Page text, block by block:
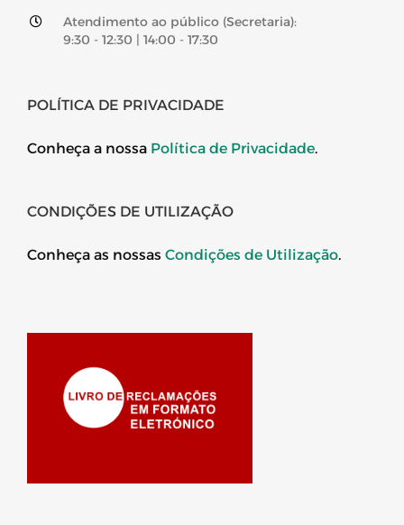
Atendimento ao público (Secretaria):
9:30 - 12:30 | 14:00 - 17:30
POLÍTICA DE PRIVACIDADE
Conheça a nossa Política de Privacidade.
CONDIÇÕES DE UTILIZAÇÃO
Conheça as nossas Condições de Utilização.